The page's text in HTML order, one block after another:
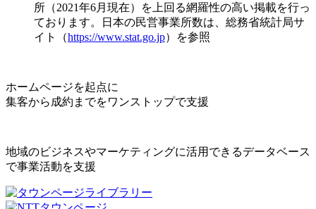
所（2021年6月現在）を上回る網羅性の高い掲載を行っ
ております。日本の民営事業所数は、総務省統計局サ
イト（https://www.stat.go.jp）を参照
ホームページを起点に
集客から成約までをワンストップで支援
地域のビジネスやマーケティングに活用できるデータベース
で事業活動を支援